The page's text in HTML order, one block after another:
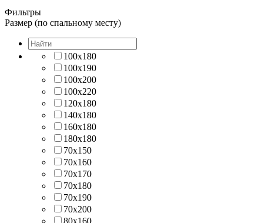
Фильтры
Размер (по спальному месту)
100х180
100х190
100х200
100х220
120х180
140х180
160х180
180х180
70х150
70х160
70х170
70х180
70х190
70х200
80х160